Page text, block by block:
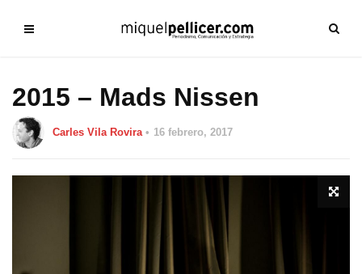
2015 – Mads Nissen
Carles Vila Rovira 16 febrero, 2017